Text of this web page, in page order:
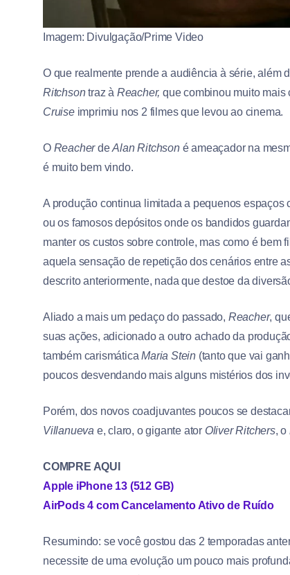
Imagem: Divulgação/Prime Video
O que realmente prende a audiência à série, além
Ritchsontraz à Reacher, que combinou muito mais
Cruiseimprimiu nos 2 filmes que levou ao cinema.
O ReacherdeAlan Ritchsoné ameaçador na
é muito bem vindo.
A produção continua limitada a pequenos
ou os famosos depósitos onde os bandidos
manter os custos sobre controle, mas como é
aquela sensação de repetição dos cenários entre
descrito anteriormente, nada que destoe da
Aliado a mais um pedaço do passado, Reacher,
suas ações, adicionado a outro achado da
também carismáticaMaria Stein (tanto que vai
poucos desvendando mais alguns mistérios dos
Porém, dos novos coadjuvantes poucos se
Villanueva e, claro, o gigante ator Oliver Ritchers, o
COMPRE AQUI
Apple iPhone 13 (512 GB)
AirPods 4 com Cancelamento Ativo de Ruído
Resumindo: se você gostou das 2 temporadas
necessite de uma evolução um pouco mais